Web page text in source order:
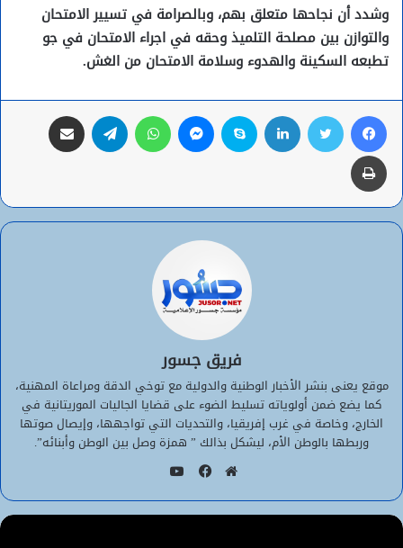
وشدد أن نجاحها متعلق بهم، وبالصرامة في تسيير الامتحان
والتوازن بين مصلحة التلميذ وحقه في اجراء الامتحان في جو
تطبعه السكينة والهدوء وسلامة الامتحان من الغش.
فيسبوك تويتر لينكدإن سكايب ماسنجر واتساب تيلقرام
طباعة
فريق جسور
موقع يعنى بنشر الأخبار الوطنية والدولية مع توخي الدقة ومراعاة المهنية،
كما يضع ضمن أولوياته تسليط الضوء على قضايا الجاليات الموريتانية في
الخارج، وخاصة في غرب إفريقيا، والتحديات التي تواجهها، وإيصال صوتها
وربطها بالوطن الأم، ليشكل بذالك ” همزة وصل بين الوطن وأبنائه”.
الويب